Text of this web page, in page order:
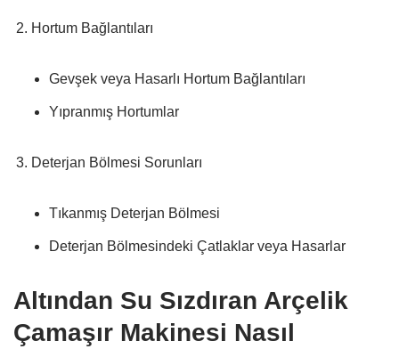
Hortum Bağlantıları
Gevşek veya Hasarlı Hortum Bağlantıları
Yıpranmış Hortumlar
Deterjan Bölmesi Sorunları
Tıkanmış Deterjan Bölmesi
Deterjan Bölmesindeki Çatlaklar veya Hasarlar
Altından Su Sızdıran Arçelik
Çamaşır Makinesi Nasıl